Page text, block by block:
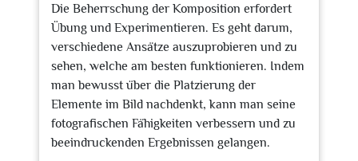
Die Beherrschung der Komposition erfordert
Übung und Experimentieren. Es geht darum,
verschiedene Ansätze auszuprobieren und zu
sehen, welche am besten funktionieren. Indem
man bewusst über die Platzierung der
Elemente im Bild nachdenkt, kann man seine
fotografischen Fähigkeiten verbessern und zu
beeindruckenden Ergebnissen gelangen.